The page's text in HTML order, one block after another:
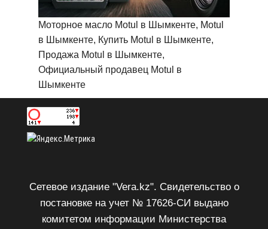
Моторное масло Motul в Шымкенте, Motul
в Шымкенте, Купить Motul в Шымкенте,
Продажа Motul в Шымкенте,
Официальный продавец Motul в
Шымкенте
Сетевое издание "Vera.kz". Свидетельство о
постановке на учет № 17626-СИ выдано
комитетом информации Министерства